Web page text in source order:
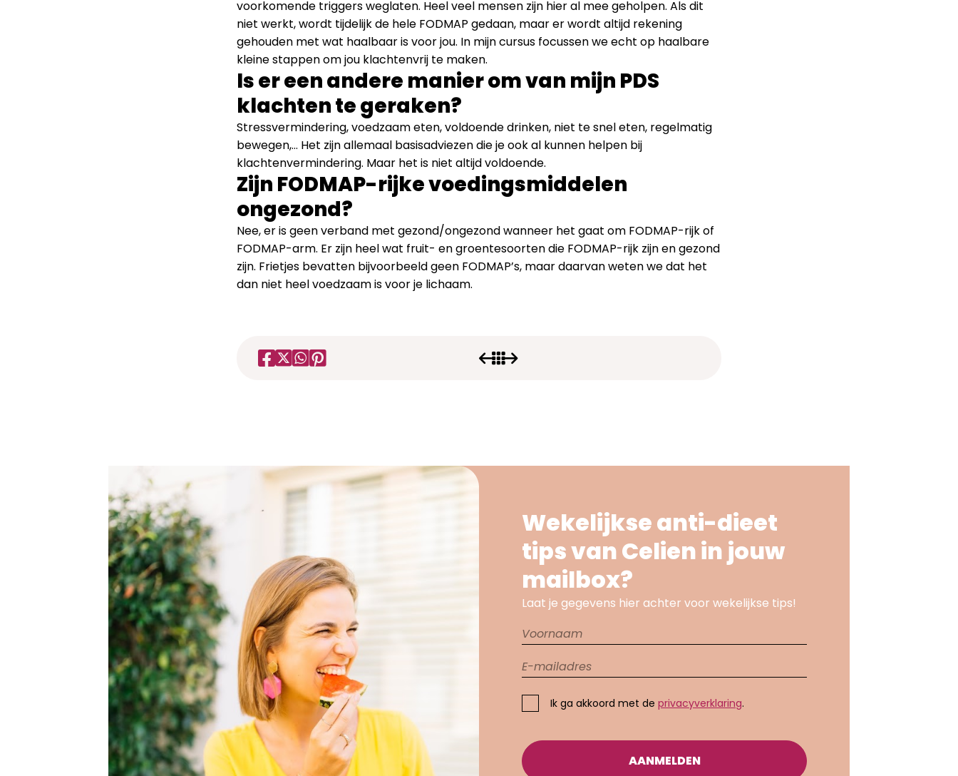
voorkomende triggers weglaten. Heel veel mensen zijn hier al mee geholpen. Als dit
niet werkt, wordt tijdelijk de hele FODMAP gedaan, maar er wordt altijd rekening
gehouden met wat haalbaar is voor jou. In mijn cursus focussen we echt op haalbare
kleine stappen om jou klachtenvrij te maken.
Is er een andere manier om van mijn PDS
klachten te geraken?
Stressvermindering, voedzaam eten, voldoende drinken, niet te snel eten, regelmatig
bewegen,… Het zijn allemaal basisadviezen die je ook al kunnen helpen bij
klachtenvermindering. Maar het is niet altijd voldoende.
Zijn FODMAP-rijke voedingsmiddelen
ongezond?
Nee, er is geen verband met gezond/ongezond wanneer het gaat om FODMAP-rijk of
FODMAP-arm. Er zijn heel wat fruit- en groentesoorten die FODMAP-rijk zijn en gezond
zijn. Frietjes bevatten bijvoorbeeld geen FODMAP’s, maar daarvan weten we dat het
dan niet heel voedzaam is voor je lichaam.
Wekelijkse anti-dieet
tips van Celien in jouw
mailbox?
Laat je gegevens hier achter voor wekelijkse tips!
Ik ga akkoord met de privacyverklaring.